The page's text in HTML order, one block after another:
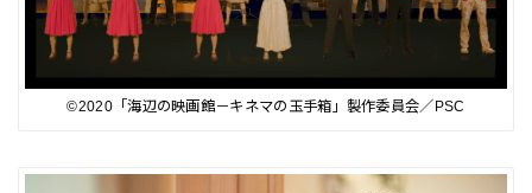
©2020「海辺の映画館－キネマの玉手箱」製作委員会／PSC